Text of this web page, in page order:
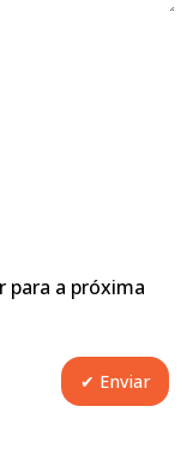
para a próxima